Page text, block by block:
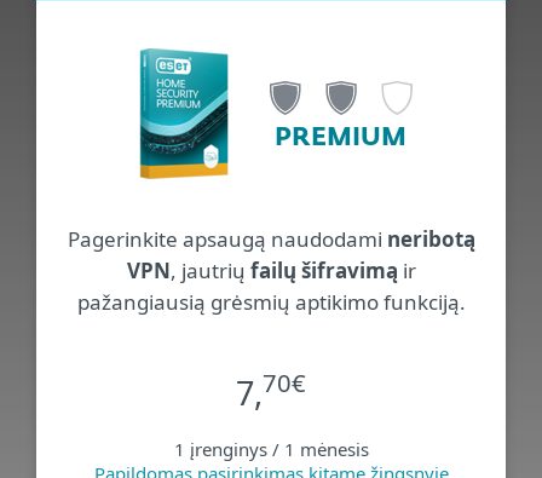
PREMIUM
Pagerinkite apsaugą naudodami neribotą
VPN, jautrių failų šifravimą ir
pažangiausią grėsmių aptikimo funkciją.
7,70€
1 įrenginys / 1 mėnesis
Papildomas pasirinkimas kitame žingsnyje